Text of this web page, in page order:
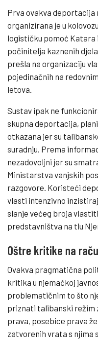
Prva ovakva deportacija
organizirana je u
logističku pomoć Katara
počinitelja kaznenih
prešla na organizaciju
pojedinačnih na
letova.
Sustav ipak ne
skupna deportacija,
otkazana jer su
suradnju. Prema
nezadovoljni jer su
Ministarstva vanjskih
razgovore. Koristeći
vlasti intenzivno
slanje većeg broja
predstavništva na tlu
Oštre kritike na
Ovakva pragmatična
kritika u njemačkoj
problematičnim to što
priznati talibanski režim
prava, posebice prava
zatvorenih vrata s